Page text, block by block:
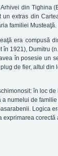
din Tighina
extras din
familiei
era compusă
în 1921), Dumitru
în posesie un
de fier, altul
în loc
numelui de
Logica
exprimarea corectă